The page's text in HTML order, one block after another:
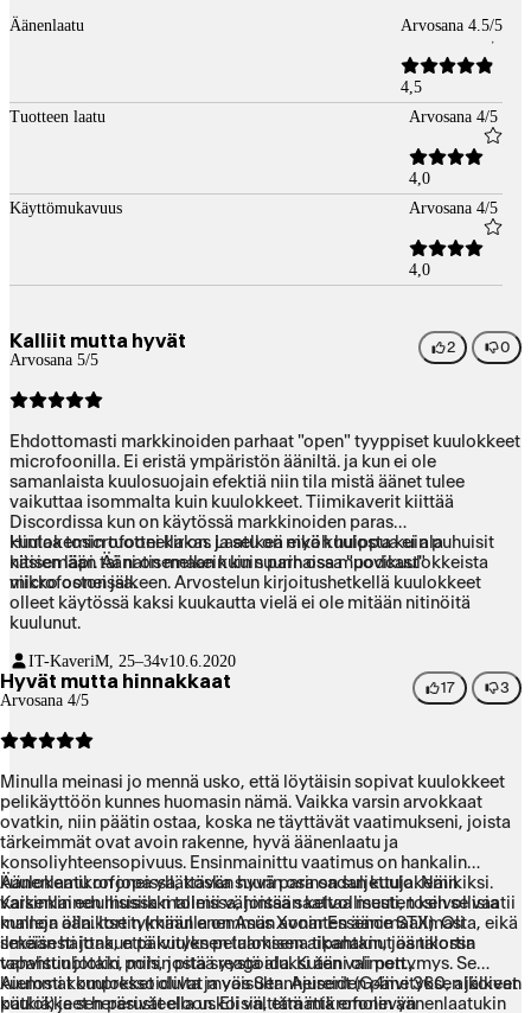
Äänenlaatu Arvosana 4.5/5
4,5
Tuotteen laatu
Arvosana 4/5
4,0
Käyttömukavuus
Arvosana 4/5
4,0
Kalliit mutta hyvät
Arvosana 5/5
2 0
Ehdottomasti markkinoiden parhaat "open" tyyppiset kuulokkeet
microfoonilla. Ei eristä ympäristön ääniltä. ja kun ei ole
samanlaista kuulosuojain efektiä niin tila mistä äänet tulee
vaikuttaa isommalta kuin kuulokkeet. Tiimikaverit kiittää
Discordissa kun on käytössä markkinoiden paras
kuulokemicrofooni kirkas ja selkeä eikä kuulosta kuin puhuisit
käsien läpi. Ääni on melkein kuin parhaissa "podcast"
microfooneissa.
Hintaa tosin tuotteella on. Laatu on myöh huippua ei ala
nitisemään tai natisemaan kuin suurin osa muovikuulokkeista
viikko oston jälkeen. Arvostelun kirjoitushetkellä kuulokkeet
olleet käytössä kaksi kuukautta vielä ei ole mitään nitinöitä
kuulunut.
IT-KaveriM, 25–34v10.6.2020
Hyvät mutta hinnakkaat
Arvosana 4/5
17 3
Minulla meinasi jo mennä usko, että löytäisin sopivat kuulokkeet
pelikäyttöön kunnes huomasin nämä. Vaikka varsin arvokkaat
ovatkin, niin päätin ostaa, koska ne täyttävät vaatimukseni, joista
tärkeimmät ovat avoin rakenne, hyvä äänenlaatu ja
konsoliyhteensopivuus. Ensinmainittu vaatimus on hankalin
kuulokemikrofoneissa, koska suurin osa on suljettuja. Näin
varsinkin edullisissa malleissa, joissa saattaa muuten kelvollisia
malleja olla. Itse tykkään enemmän avointen äänimaailmasta, eikä
sekään haittaa, että kuulen pelaamisen aikanakin, jos talossa
tapahtuu jotain, mihin pitää reagoida. Kuten vaimon...
Äänenlaatu on jopa yllättävän hyvä parinsadan kuulokemikiksi.
Kaikenlainen musiikki toimii vähintään kelvollisesti, tosin se vaatii
kunnon äänikortin (minulla on Asus Xonar Essence STX). Oli
ilmeisesti jonkun päivityksen tuloksena tipahtanut äänikortin
vahvistinblokki pois, josta syystä aluksi ääni oli pettymys. Se
kuulosti kompressoidulta ja vaisulta. Ajureiden päivityksen jälkeen
kuulokkeet heräsivät eloon. Eli välttämättä emolevyn
Aiemmat kuulokket olivat myös Sennheiserit (G4me 360, alkoivat
pätkiä) ja sen perusteella uskoisin, että mikrofonin äänenlaatukin